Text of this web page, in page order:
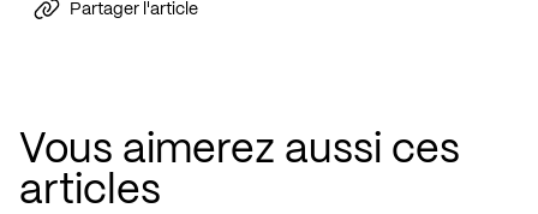
Partager l'article
Vous aimerez aussi ces
articles